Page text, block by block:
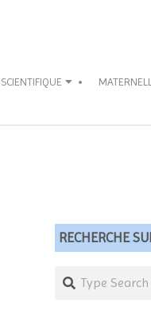
RECHERCHE
Search